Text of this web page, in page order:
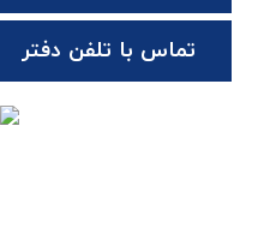
تماس با تلفن دفتر